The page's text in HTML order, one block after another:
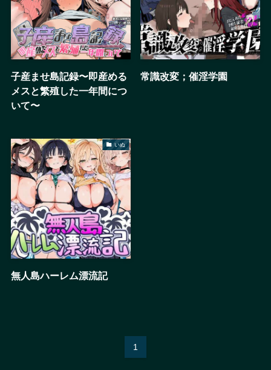
子産ませ島記録〜即産める
メスと繁殖した一年間につ
いて〜
常識改変；催淫学園
いぬ
無人島ハーレム漂流記
1